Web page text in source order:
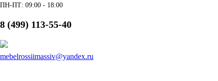
ПН-ПТ: 09:00 - 18:00
8 (499) 113-55-40
mebelrossiimassiv@yandex.ru